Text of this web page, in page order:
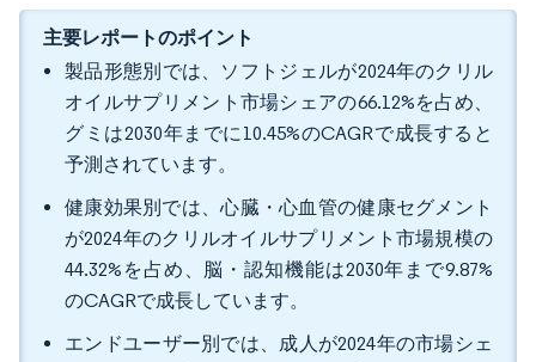
主要レポートのポイント
製品形態別では、ソフトジェルが2024年のクリル
オイルサプリメント市場シェアの66.12%を占め、
グミは2030年までに10.45%のCAGRで成長すると
予測されています。
健康効果別では、心臓・心血管の健康セグメント
が2024年のクリルオイルサプリメント市場規模の
44.32%を占め、脳・認知機能は2030年まで9.87%
のCAGRで成長しています。
エンドユーザー別では、成人が2024年の市場シェ